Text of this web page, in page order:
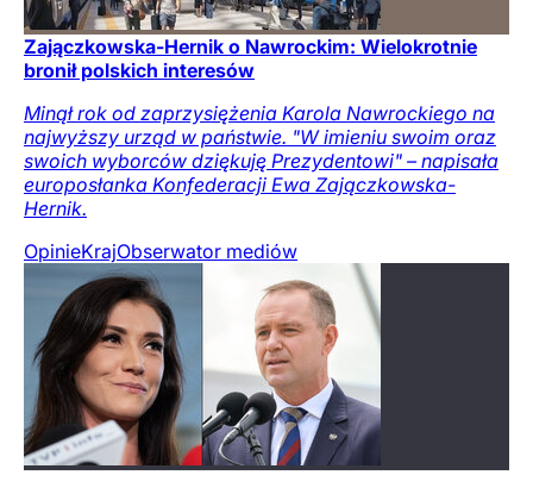
Zajączkowska-Hernik o Nawrockim: Wielokrotnie
bronił polskich interesów
Minął rok od zaprzysiężenia Karola Nawrockiego na
najwyższy urząd w państwie. "W imieniu swoim oraz
swoich wyborców dziękuję Prezydentowi" – napisała
europosłanka Konfederacji Ewa Zajączkowska-
Hernik.
OpinieKrajObserwator mediów